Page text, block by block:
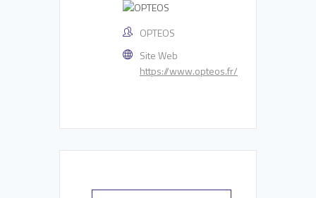
OPTEOS
Site Web
https://www.opteos.fr/